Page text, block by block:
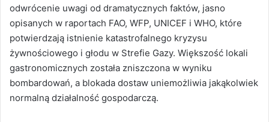
odwrócenie uwagi od dramatycznych faktów, jasno
opisanych w raportach FAO, WFP, UNICEF i WHO, które
potwierdzają istnienie katastrofalnego kryzysu
żywnościowego i głodu w Strefie Gazy. Większość lokali
gastronomicznych została zniszczona w wyniku
bombardowań, a blokada dostaw uniemożliwia jakąkolwiek
normalną działalność gospodarczą.